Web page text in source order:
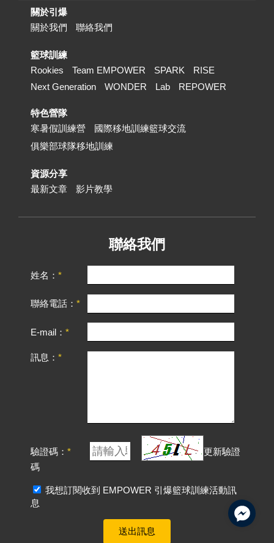
關於引爆
關於我們
聯絡我們
籃球訓練
Rookies
Team EMPOWER SPARK
RISE
Next Generation
WONDER Lab REPOWER
特色營隊
寒暑假訓練營
國際移地訓練籃球交流
俱樂部球隊移地訓練
資源分享
最新文章
影片教學
聯絡我們
姓名：
聯絡電話：
E-mail：
訊息：
驗證碼：
更新驗證
碼
我想訂閱收到 EMPOWER 引爆籃球訓練活動訊
息
送出訊息